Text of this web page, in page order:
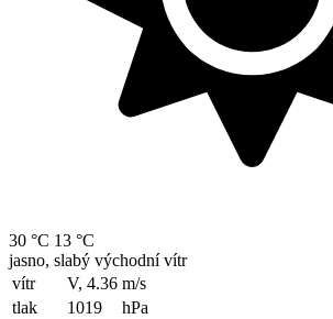
30 °C 13 °C
jasno, slabý východní vítr
vítr
V, 4.36 m/s
tlak
1019
hPa